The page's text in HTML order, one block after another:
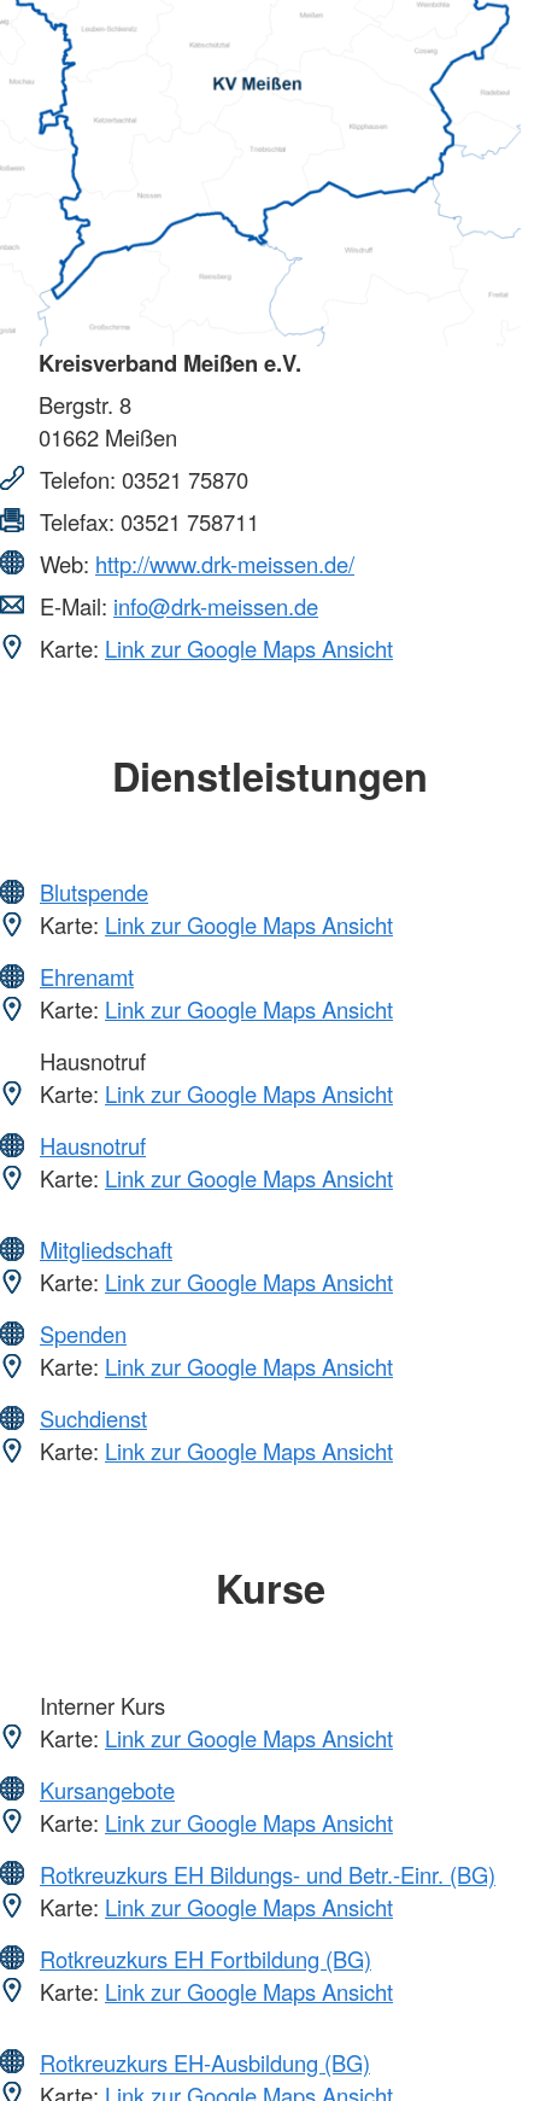
Kreisverband Meißen e.V.
Bergstr. 8
01662 Meißen
Telefon: 03521 75870
Telefax: 03521 758711
Web: http://www.drk-meissen.de/
E-Mail: info@drk-meissen.de
Karte: Link zur Google Maps Ansicht
Dienstleistungen
Blutspende
Karte: Link zur Google Maps Ansicht
Ehrenamt
Karte: Link zur Google Maps Ansicht
Hausnotruf
Karte: Link zur Google Maps Ansicht
Hausnotruf
Karte: Link zur Google Maps Ansicht
Mitgliedschaft
Karte: Link zur Google Maps Ansicht
Spenden
Karte: Link zur Google Maps Ansicht
Suchdienst
Karte: Link zur Google Maps Ansicht
Kurse
Interner Kurs
Karte: Link zur Google Maps Ansicht
Kursangebote
Karte: Link zur Google Maps Ansicht
Rotkreuzkurs EH Bildungs- und Betr.-Einr. (BG)
Karte: Link zur Google Maps Ansicht
Rotkreuzkurs EH Fortbildung (BG)
Karte: Link zur Google Maps Ansicht
Rotkreuzkurs EH-Ausbildung (BG)